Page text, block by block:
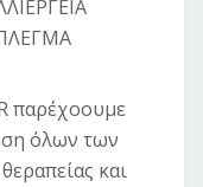
παρέχοουμε
όλων των
και